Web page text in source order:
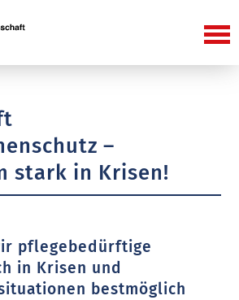
–
stark in Krisen!
pflegebedürftige
in Krisen und
bestmöglich